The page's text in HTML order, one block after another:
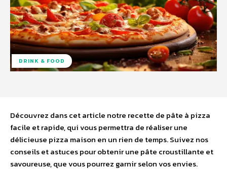
DRINK & FOOD
Découvrez dans cet article notre recette de pâte à pizza
facile et rapide, qui vous permettra de réaliser une
délicieuse pizza maison en un rien de temps. Suivez nos
conseils et astuces pour obtenir une pâte croustillante et
savoureuse, que vous pourrez garnir selon vos envies.